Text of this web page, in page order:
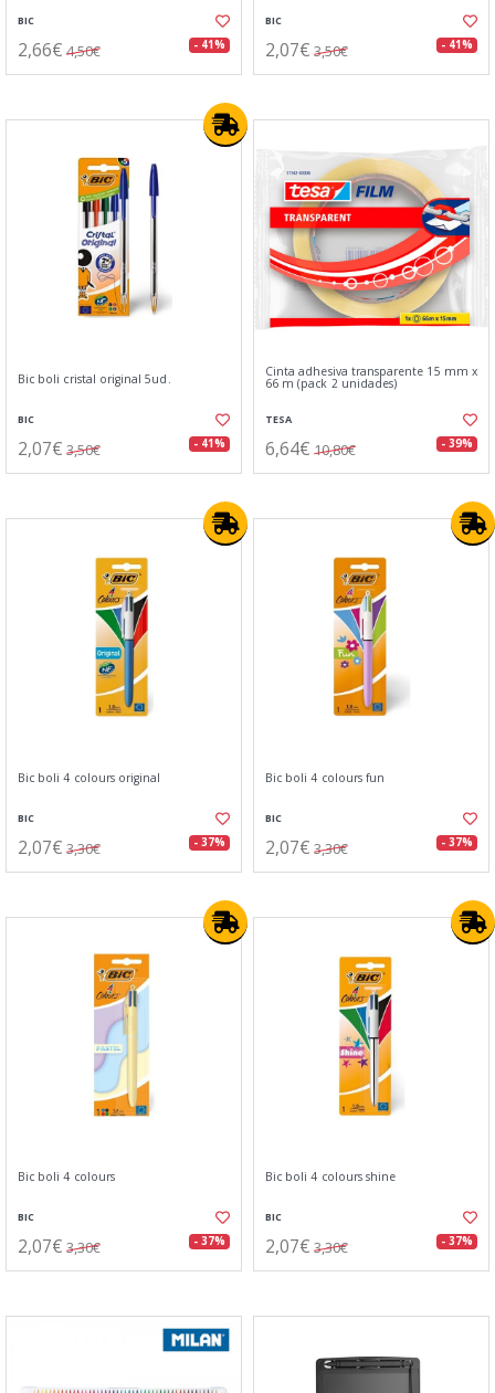
BIC
2,66€ 4,50€ - 41%
BIC
2,07€ 3,50€ - 41%
Bic boli cristal original 5ud.
BIC
2,07€ 3,50€ - 41%
Cinta adhesiva transparente 15 mm x
66 m (pack 2 unidades)
TESA
6,64€ 10,80€ - 39%
Bic boli 4 colours original
BIC
2,07€ 3,30€ - 37%
Bic boli 4 colours fun
BIC
2,07€ 3,30€ - 37%
Bic boli 4 colours
BIC
2,07€ 3,30€ - 37%
Bic boli 4 colours shine
BIC
2,07€ 3,30€ - 37%